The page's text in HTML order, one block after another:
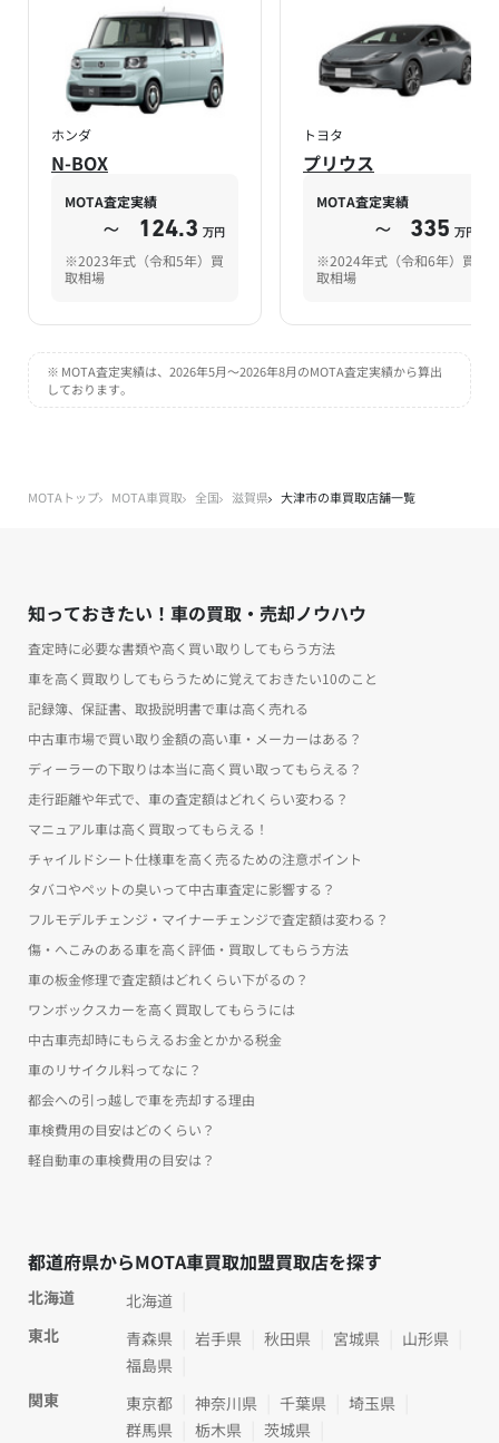
ホンダ
N-BOX
MOTA査定実績
～ 124.3 万円
※2023年式（令和5年）買
取相場
トヨタ
プリウス
MOTA査定実績
～ 335 万円
※2024年式（令和6年）買
取相場
※ MOTA査定実績は、2026年5月～2026年8月のMOTA査定実績から算出
しております。
MOTAトップ MOTA車買取 全国 滋賀県 大津市の車買取店舗一覧
知っておきたい！車の買取・売却ノウハウ
査定時に必要な書類や高く買い取りしてもらう方法
車を高く買取りしてもらうために覚えておきたい10のこと
記録簿、保証書、取扱説明書で車は高く売れる
中古車市場で買い取り金額の高い車・メーカーはある？
ディーラーの下取りは本当に高く買い取ってもらえる？
走行距離や年式で、車の査定額はどれくらい変わる？
マニュアル車は高く買取ってもらえる！
チャイルドシート仕様車を高く売るための注意ポイント
タバコやペットの臭いって中古車査定に影響する？
フルモデルチェンジ・マイナーチェンジで査定額は変わる？
傷・へこみのある車を高く評価・買取してもらう方法
車の板金修理で査定額はどれくらい下がるの？
ワンボックスカーを高く買取してもらうには
中古車売却時にもらえるお金とかかる税金
車のリサイクル料ってなに？
都会への引っ越しで車を売却する理由
車検費用の目安はどのくらい？
軽自動車の車検費用の目安は？
都道府県からMOTA車買取加盟買取店を探す
北海道
北海道
東北
青森県 岩手県 秋田県 宮城県
山形県
福島県
関東
東京都 神奈川県 千葉県
埼玉県
群馬県
栃木県
茨城県